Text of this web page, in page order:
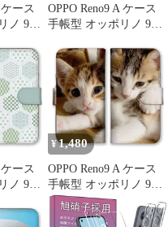
ース
ノ 9A
ーツ バ
ボール
っこい
OPPO Reno9 A ケース
手帳型 オッポリノ 9A
ス シマエナガ エナガ
鳥 可愛い かわいい 写
真 森の妖精 小鳥 野鳥
カラー08
ース
ノ 9A
トロ 花
¥1,480
OPPO Reno9 A ケース
手帳型 オッポリノ 9A
スマホケース 携帯ケー
ス 黒猫 トラネコ シャ